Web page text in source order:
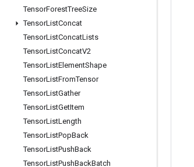
TensorForestTreeSize
TensorListConcat
TensorListConcatLists
TensorListConcatV2
TensorListElementShape
TensorListFromTensor
TensorListGather
TensorListGetItem
TensorListLength
TensorListPopBack
TensorListPushBack
TensorListPushBackBatch